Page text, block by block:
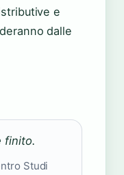
e
dalle
finito.
Studi